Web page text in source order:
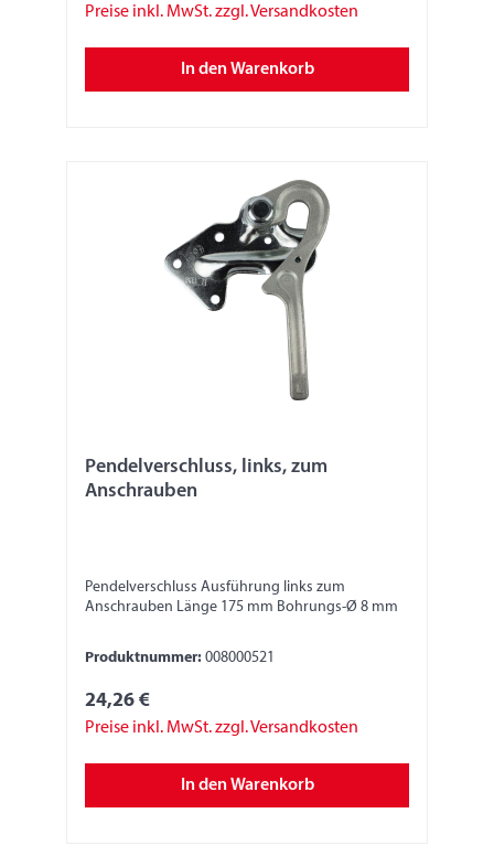
Preise inkl. MwSt. zzgl. Versandkosten
In den Warenkorb
Pendelverschluss, links, zum
Anschrauben
Pendelverschluss Ausführung links zum
Anschrauben Länge 175 mm Bohrungs-Ø 8 mm
Produktnummer: 008000521
24,26 €
Preise inkl. MwSt. zzgl. Versandkosten
In den Warenkorb